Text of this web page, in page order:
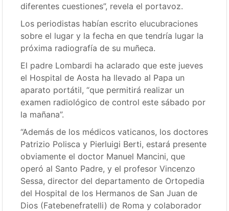
diferentes cuestiones”, revela el portavoz.
Los periodistas habían escrito elucubraciones
sobre el lugar y la fecha en que tendría lugar la
próxima radiografía de su muñeca.
El padre Lombardi ha aclarado que este jueves
el Hospital de Aosta ha llevado al Papa un
aparato portátil, “que permitirá realizar un
examen radiológico de control este sábado por
la mañana”.
“Además de los médicos vaticanos, los doctores
Patrizio Polisca y Pierluigi Berti, estará presente
obviamente el doctor Manuel Mancini, que
operó al Santo Padre, y el profesor Vincenzo
Sessa, director del departamento de Ortopedia
del Hospital de los Hermanos de San Juan de
Dios (Fatebenefratelli) de Roma y colaborador